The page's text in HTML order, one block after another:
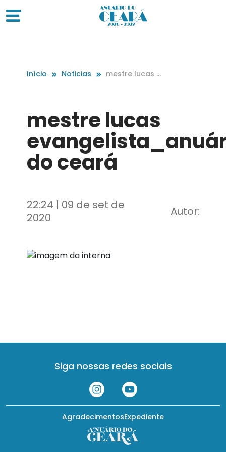
Início Noticias
mestre lucas e
mestre lucas
do ceará
22:24 | 09 de set de
2020
Autor:
Siga nossas redes sociais
Expediente
Agradecimentos